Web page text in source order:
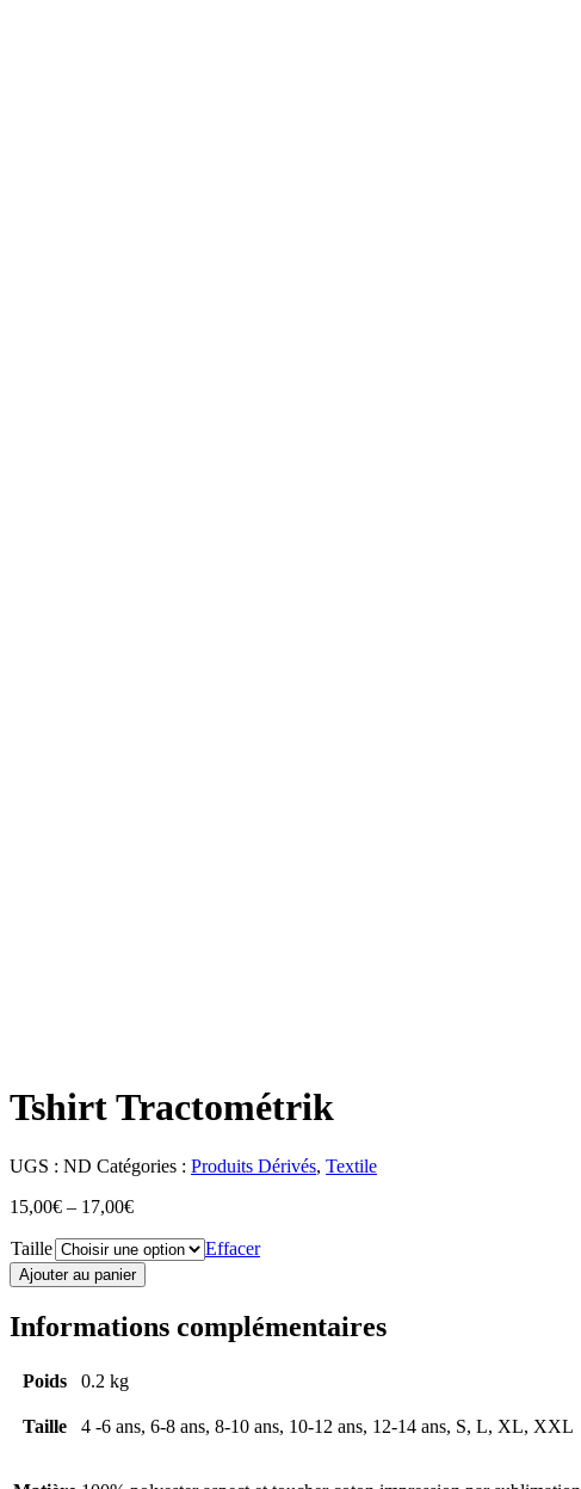
Tshirt Tractométrik
UGS : ND Catégories : Produits Dérivés, Textile
15,00€ – 17,00€
Taille Effacer
Ajouter au panier
Informations complémentaires
Poids 0.2 kg
Taille 4 -6 ans, 6-8 ans, 8-10 ans, 10-12 ans, 12-14 ans, S, L, XL, XXL